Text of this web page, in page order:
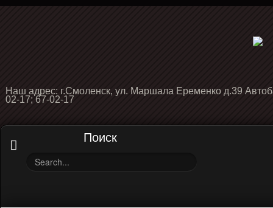
Наш адрес: г.Смоленск, ул. Маршала Еременко д.39
02-17; 67-02-17
Поиск